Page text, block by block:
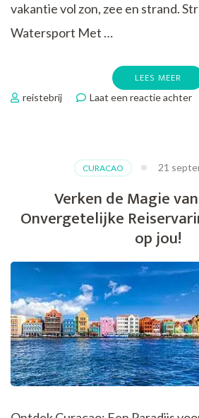
vakantie vol zon, zee en strand.
Watersport Met …
LEES MEER
reistebrij Laat een reactie achterop
–
CURACAO 21
Verken de Magie
Onvergetelijke
op jou!